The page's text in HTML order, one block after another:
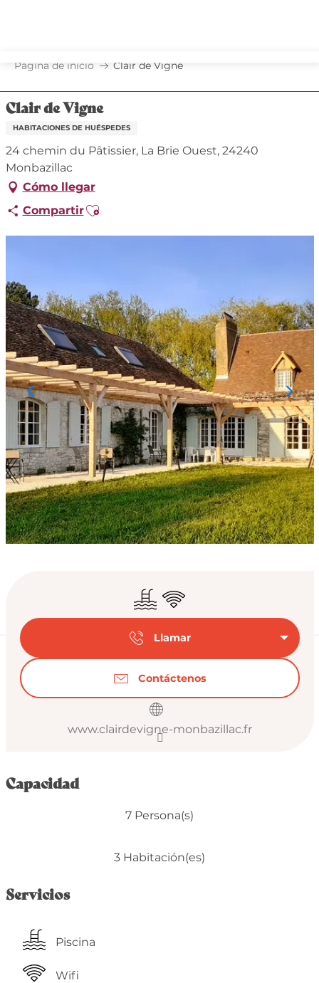
principal
Página de inicio Clair de Vigne
Clair de Vigne
HABITACIONES DE HUÉSPEDES
24 chemin du Pâtissier, La Brie Ouest, 24240
Monbazillac
Cómo llegar
CompartirAjouter aux favoris
Horarios y datos
PiscinaWifi
Llamar
Contáctenos
www.clairdevigne-monbazillac.fr
Capacidad
7 Persona(s)
3 Habitación(es)
Servicios
Piscina
Wifi